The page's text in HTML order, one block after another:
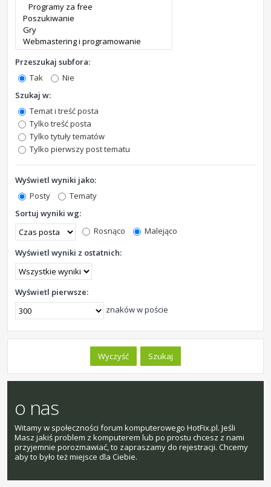
Przeszukaj subfora:
Tak
Nie
Szukaj w:
Temat i treść posta
Tylko treść posta
Tylko tytuły tematów
Tylko pierwszy post tematu
Wyświetl wyniki jako:
Posty
Tematy
Sortuj wyniki wg:
Rosnąco
Malejąco
Wyświetl wyniki z ostatnich:
Wyświetl pierwsze:
znaków w poście
o nas
Witamy w społeczności forum komputerowego HotFix.pl. Jeśli
Masz jakiś problem z komputerem lub po prostu chcesz z nami
przyjemnie porozmawiać, to zapraszamy do rejestracji. Chcemy
aby to było też miejsce dla Ciebie.